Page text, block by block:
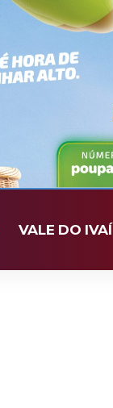
VALE DO IVAÍ